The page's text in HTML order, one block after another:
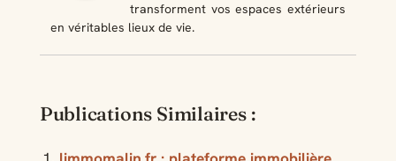
transforment vos espaces extérieurs
en véritables lieux de vie.
Publications Similaires :